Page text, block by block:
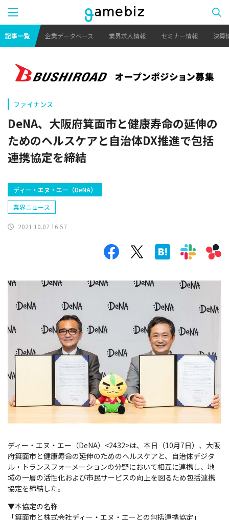
記事一覧 企業データベース 業界求人情報 セミナー情報 決算
ファイナンス
DeNA、大阪府箕面市と健康寿命の延伸の
ためのヘルスケアと自治体DX推進で包括
連携協定を締結
ディー・エヌ・エー（DeNA）
業界ニュース
2021.10.07 16:57
ディー・エヌ・エー（DeNA）<2432>は、本日（10月7日）、大阪
府箕面市と健康寿命の延伸のためのヘルスケアと、自治体デジタ
ル・トランスフォーメーションの分野において相互に連携し、地
域の一層の活性化および市民サービスの向上を図るため包括連携
協定を締結した。
▼本協定の名称
「箕面市と株式会社ディー・エヌ・エーとの包括連携協定」